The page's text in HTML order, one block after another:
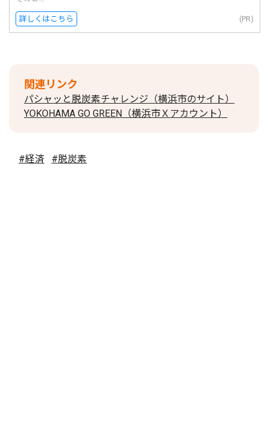
詳しくはこちら (PR)
関連リンク
パシャッと脱炭素チャレンジ（横浜市のサイト）
YOKOHAMA GO GREEN（横浜市Ｘアカウント）
#経済 #脱炭素